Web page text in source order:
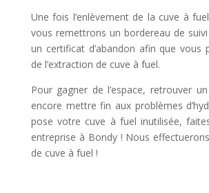
Une fois l’enlèvement de la cuve à
vous remettrons un bordereau de
un certificat d’abandon afin que vous
de l’extraction de cuve à fuel.
Pour gagner de l’espace, retrouver
encore mettre fin aux problèmes
pose votre cuve à fuel inutilisée,
entreprise à Bondy ! Nous
de cuve à fuel !